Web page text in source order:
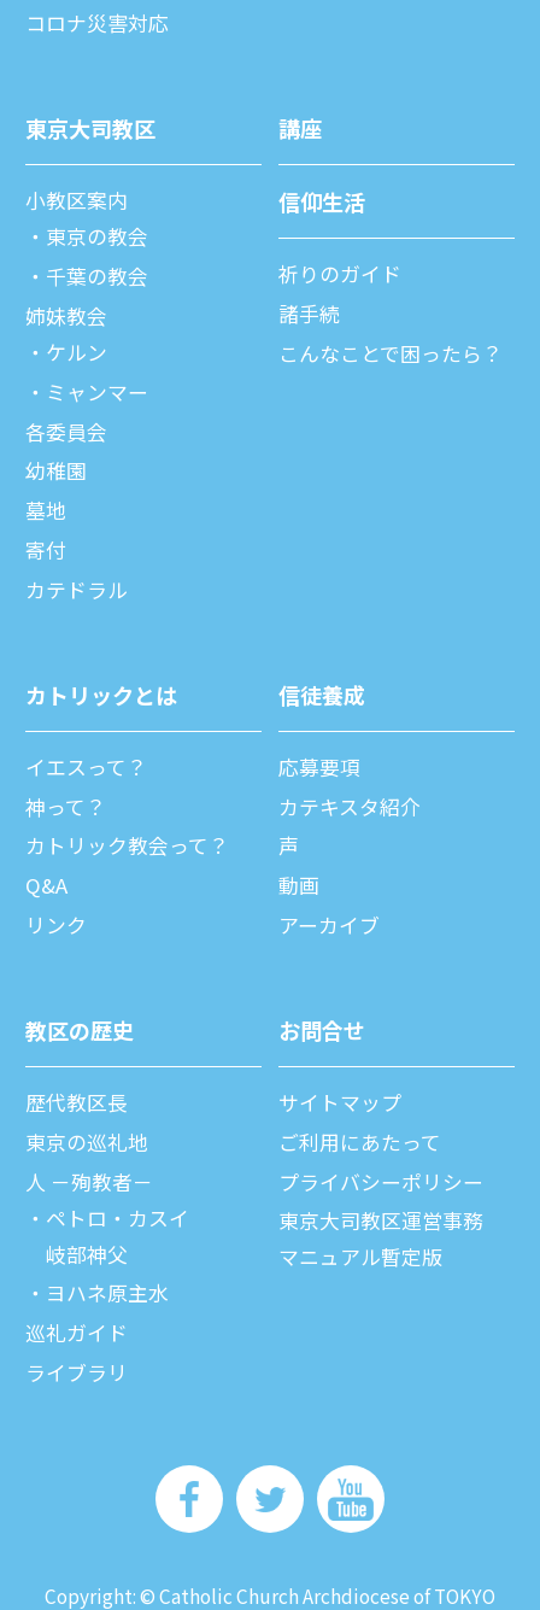
コロナ災害対応
東京⼤司教区
⼩教区案内
東京の教会
千葉の教会
姉妹教会
ケルン
ミャンマー
各委員会
幼稚園
墓地
寄付
カテドラル
講座
信仰⽣活
祈りのガイド
諸⼿続
こんなことで困ったら？
カトリックとは
イエスって？
神って？
カトリック教会って？
Q&A
リンク
信徒養成
応募要項
カテキスタ紹介
声
動画
アーカイブ
教区の歴史
歴代教区⻑
東京の巡礼地
⼈ －殉教者－
ペトロ・カスイ
岐部神父
ヨハネ原主水
巡礼ガイド
ライブラリ
お問合せ
サイトマップ
ご利⽤にあたって
プライバシーポリシー
東京大司教区運営事務
マニュアル暫定版
Copyright: © Catholic Church Archdiocese of TOKYO